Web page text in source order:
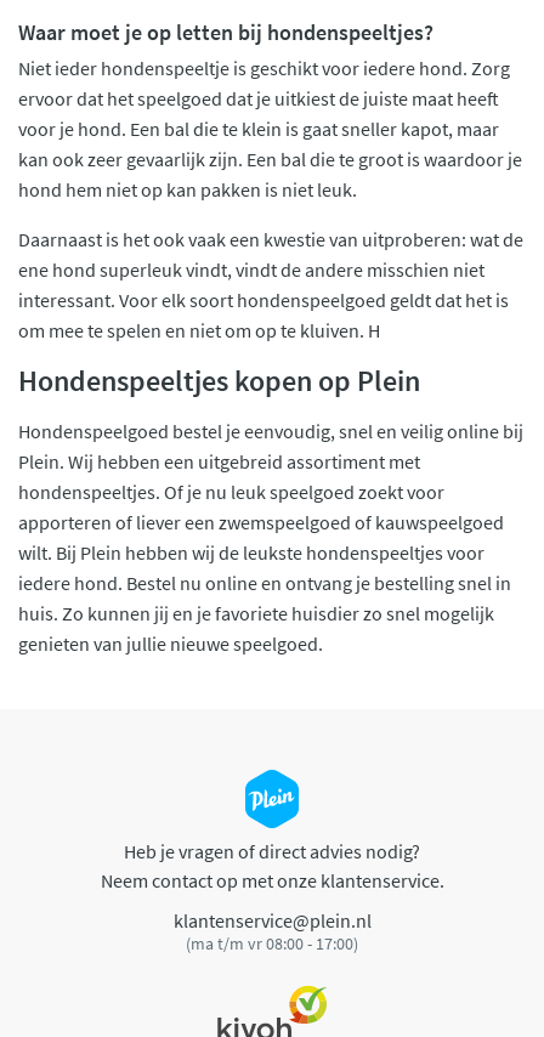
Waar moet je op letten bij hondenspeeltjes?
Niet ieder hondenspeeltje is geschikt voor iedere hond. Zorg
ervoor dat het speelgoed dat je uitkiest de juiste maat heeft
voor je hond. Een bal die te klein is gaat sneller kapot, maar
kan ook zeer gevaarlijk zijn. Een bal die te groot is waardoor je
hond hem niet op kan pakken is niet leuk.
Daarnaast is het ook vaak een kwestie van uitproberen: wat de
ene hond superleuk vindt, vindt de andere misschien niet
interessant. Voor elk soort hondenspeelgoed geldt dat het is
om mee te spelen en niet om op te kluiven. H
Hondenspeeltjes kopen op Plein
Hondenspeelgoed bestel je eenvoudig, snel en veilig online bij
Plein. Wij hebben een uitgebreid assortiment met
hondenspeeltjes. Of je nu leuk speelgoed zoekt voor
apporteren of liever een zwemspeelgoed of kauwspeelgoed
wilt. Bij Plein hebben wij de leukste hondenspeeltjes voor
iedere hond. Bestel nu online en ontvang je bestelling snel in
huis. Zo kunnen jij en je favoriete huisdier zo snel mogelijk
genieten van jullie nieuwe speelgoed.
Heb je vragen of direct advies nodig?
Neem contact op met onze klantenservice.
klantenservice@plein.nl
(ma t/m vr 08:00 - 17:00)